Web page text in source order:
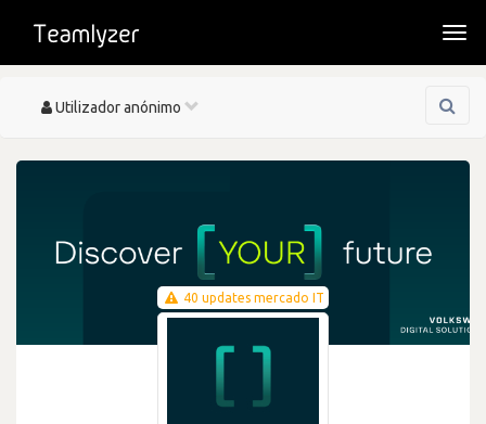
Toggle
Utilizador anónimo
40 updates mercado IT